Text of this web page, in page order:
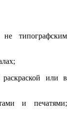
не типографским
или в
и печатями;